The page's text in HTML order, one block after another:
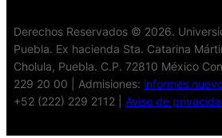
Derechos Reservados © 2026.
Puebla. Ex hacienda Sta. Catarina
Cholula, Puebla. C.P. 72810 México
229 20 00 | Admisiones:
+52 (222) 229 2112 | Aviso de